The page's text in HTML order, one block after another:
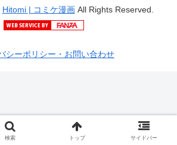
Hitomi | コミケ漫画All Rights Reserved.
シーポリシー・お問い合わせ
検索 トップ サイドバー